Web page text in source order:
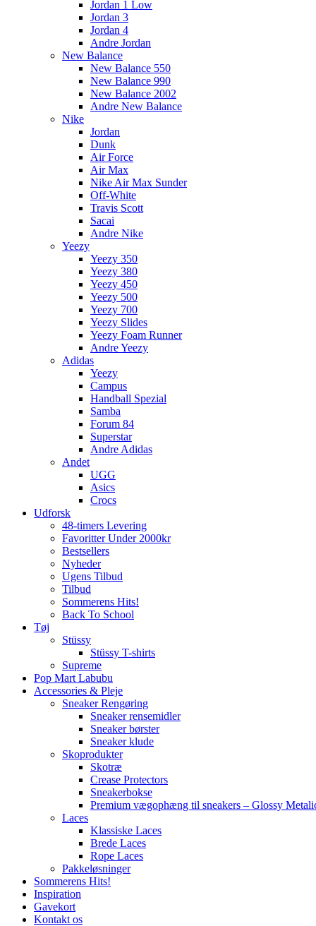
Jordan 1 Low
Jordan 3
Jordan 4
Andre Jordan
New Balance
New Balance 550
New Balance 990
New Balance 2002
Andre New Balance
Nike
Jordan
Dunk
Air Force
Air Max
Nike Air Max Sunder
Off-White
Travis Scott
Sacai
Andre Nike
Yeezy
Yeezy 350
Yeezy 380
Yeezy 450
Yeezy 500
Yeezy 700
Yeezy Slides
Yeezy Foam Runner
Andre Yeezy
Adidas
Yeezy
Campus
Handball Spezial
Samba
Forum 84
Superstar
Andre Adidas
Andet
UGG
Asics
Crocs
Udforsk
48-timers Levering
Favoritter Under 2000kr
Bestsellers
Nyheder
Ugens Tilbud
Tilbud
Sommerens Hits!
Back To School
Tøj
Stüssy
Stüssy T-shirts
Supreme
Pop Mart Labubu
Accessories & Pleje
Sneaker Rengøring
Sneaker rensemidler
Sneaker børster
Sneaker klude
Skoprodukter
Skotræ
Crease Protectors
Sneakerbokse
Premium vægophæng til sneakers – Glossy
Laces
Klassiske Laces
Brede Laces
Rope Laces
Pakkeløsninger
Sommerens Hits!
Inspiration
Gavekort
Kontakt os